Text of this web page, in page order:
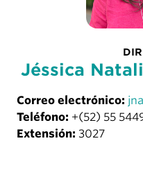
Jéssica
Correo electrónico:
Teléfono: +(52) 55
Extensión: 3027